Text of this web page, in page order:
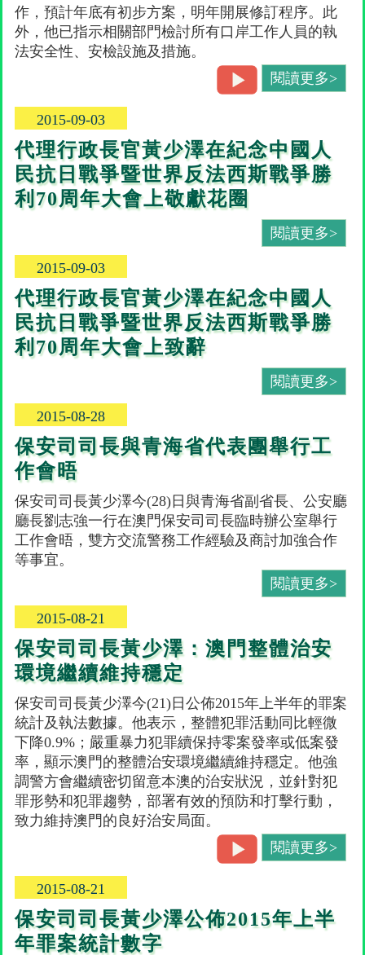
作，預計年底有初步方案，明年開展修訂程序。此
外，他已指示相關部門檢討所有口岸工作人員的執
法安全性、安檢設施及措施。
閱讀更多>
2015-09-03
代理行政長官黃少澤在紀念中國人
民抗日戰爭暨世界反法西斯戰爭勝
利70周年大會上敬獻花圈
閱讀更多>
2015-09-03
代理行政長官黃少澤在紀念中國人
民抗日戰爭暨世界反法西斯戰爭勝
利70周年大會上致辭
閱讀更多>
2015-08-28
保安司司長與青海省代表團舉行工
作會晤
保安司司長黃少澤今(28)日與青海省副省長、公安廳
廳長劉志強一行在澳門保安司司長臨時辦公室舉行
工作會晤，雙方交流警務工作經驗及商討加強合作
等事宜。
閱讀更多>
2015-08-21
保安司司長黃少澤：澳門整體治安
環境繼續維持穩定
保安司司長黃少澤今(21)日公佈2015年上半年的罪案
統計及執法數據。他表示，整體犯罪活動同比輕微
下降0.9%；嚴重暴力犯罪續保持零案發率或低案發
率，顯示澳門的整體治安環境繼續維持穩定。他強
調警方會繼續密切留意本澳的治安狀況，並針對犯
罪形勢和犯罪趨勢，部署有效的預防和打擊行動，
致力維持澳門的良好治安局面。
閱讀更多>
2015-08-21
保安司司長黃少澤公佈2015年上半
年罪案統計數字